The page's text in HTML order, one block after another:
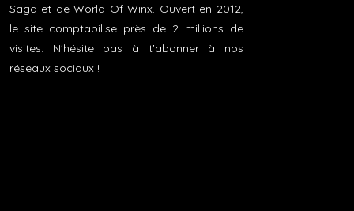
Saga et de World Of Winx. Ouvert en 2012,
le site comptabilise près de 2 millions de
visites. N'hésite pas à t'abonner à nos
réseaux sociaux !